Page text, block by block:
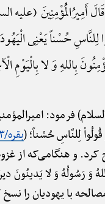
أَمِیرُالْمُؤْمِنِینَ (علیه
حُسْناً یَعْنِی
بِاللهِ وَ لا
فرمود:
لِلنَّاسِ حُسْناً؛ (بقره/۸۳
و هنگامی‌که از
وَ رَسُولُهُ وَ لا
با یهودیان را